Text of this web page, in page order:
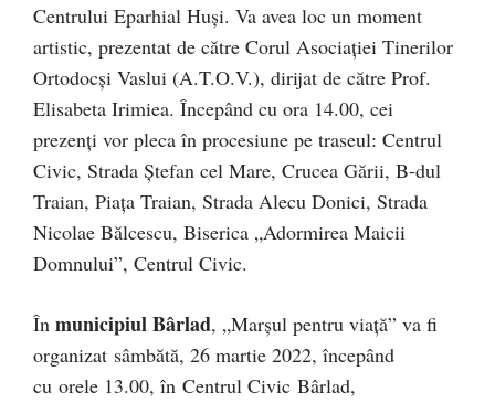
Centrului Eparhial Huși. Va avea loc un moment
artistic, prezentat de către Corul Asociației Tinerilor
Ortodocși Vaslui (A.T.O.V.), dirijat de către Prof.
Elisabeta Irimiea. Începând cu ora 14.00, cei
prezenți vor pleca în procesiune pe traseul: Centrul
Civic, Strada Ștefan cel Mare, Crucea Gării, B-dul
Traian, Piața Traian, Strada Alecu Donici, Strada
Nicolae Bălcescu, Biserica „Adormirea Maicii
Domnului”, Centrul Civic.
În municipiul Bârlad, „Marșul pentru viață” va fi
organizat sâmbătă, 26 martie 2022, începând
cu orele 13.00, în Centrul Civic Bârlad,